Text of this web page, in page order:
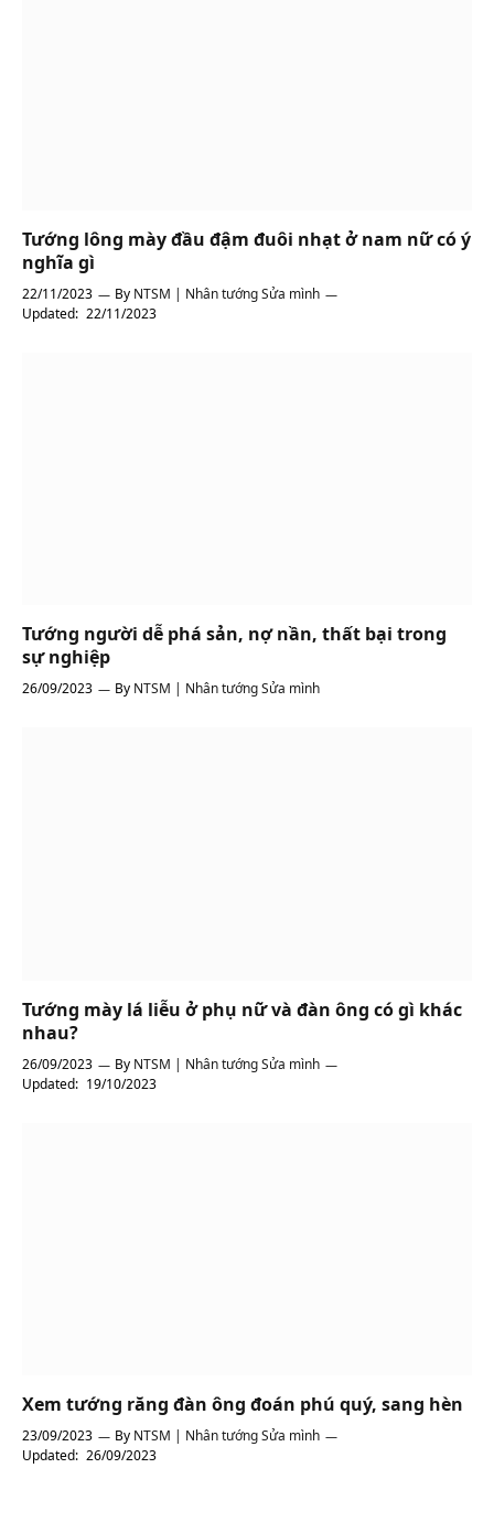
Tướng lông mày đầu đậm đuôi nhạt ở nam nữ có ý
nghĩa gì
22/11/2023 By NTSM | Nhân tướng Sửa mình
Updated: 22/11/2023
Tướng người dễ phá sản, nợ nần, thất bại trong
sự nghiệp
26/09/2023 By NTSM | Nhân tướng Sửa mình
Tướng mày lá liễu ở phụ nữ và đàn ông có gì khác
nhau?
26/09/2023 By NTSM | Nhân tướng Sửa mình
Updated: 19/10/2023
Xem tướng răng đàn ông đoán phú quý, sang hèn
23/09/2023 By NTSM | Nhân tướng Sửa mình
Updated: 26/09/2023